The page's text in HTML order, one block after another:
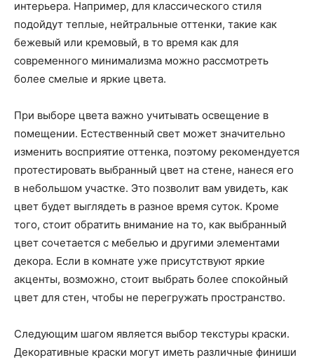
интерьера. Например, для классического стиля
подойдут теплые, нейтральные оттенки, такие как
бежевый или кремовый, в то время как для
современного минимализма можно рассмотреть
более смелые и яркие цвета.
При выборе цвета важно учитывать освещение в
помещении. Естественный свет может значительно
изменить восприятие оттенка, поэтому рекомендуется
протестировать выбранный цвет на стене, нанеся его
в небольшом участке. Это позволит вам увидеть, как
цвет будет выглядеть в разное время суток. Кроме
того, стоит обратить внимание на то, как выбранный
цвет сочетается с мебелью и другими элементами
декора. Если в комнате уже присутствуют яркие
акценты, возможно, стоит выбрать более спокойный
цвет для стен, чтобы не перегружать пространство.
Следующим шагом является выбор текстуры краски.
Декоративные краски могут иметь различные финиши